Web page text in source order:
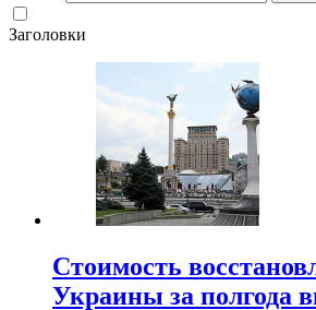
Заголовки
Стоимость
Украины за полгода